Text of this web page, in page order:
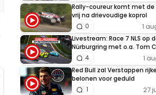
Rally-coureur komt met de
vrij na drievoudige koprol
1
0
Livestream: Race 7 NLS op
Nürburgring met o.a. Tom
1
4
Red Bull zal Verstappen
belonen voor geduld
27
1